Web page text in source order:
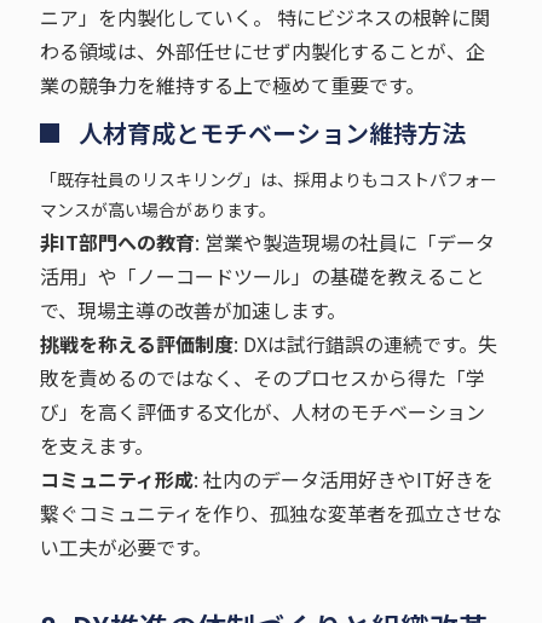
ニア」を内製化していく。 特にビジネスの根幹に関
わる領域は、外部任せにせず内製化することが、企
業の競争力を維持する上で極めて重要です。
人材育成とモチベーション維持方法
「既存社員のリスキリング」は、採用よりもコストパフォー
マンスが高い場合があります。
非IT部門への教育: 営業や製造現場の社員に「データ
活用」や「ノーコードツール」の基礎を教えること
で、現場主導の改善が加速します。
挑戦を称える評価制度: DXは試行錯誤の連続です。失
敗を責めるのではなく、そのプロセスから得た「学
び」を高く評価する文化が、人材のモチベーション
を支えます。
コミュニティ形成: 社内のデータ活用好きやIT好きを
繋ぐコミュニティを作り、孤独な変革者を孤立させな
い工夫が必要です。